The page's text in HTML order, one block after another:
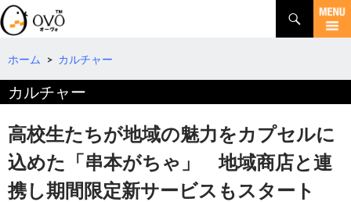
検
索
コ
テ
ツ
へ
移
動
ホーム > カルチャー
カルチャー
高校生たちが地域の魅力をカプセルに
込めた「串本がちゃ」 地域商店と連
携し期間限定新サービスもスタート